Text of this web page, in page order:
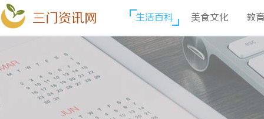
三门资讯网 生活百科 美食文化 教